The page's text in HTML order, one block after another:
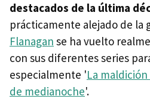
destacados de la última
prácticamente alejado de la
Flanagan se ha vuelto
con sus diferentes series
especialmente 'La
de medianoche'.